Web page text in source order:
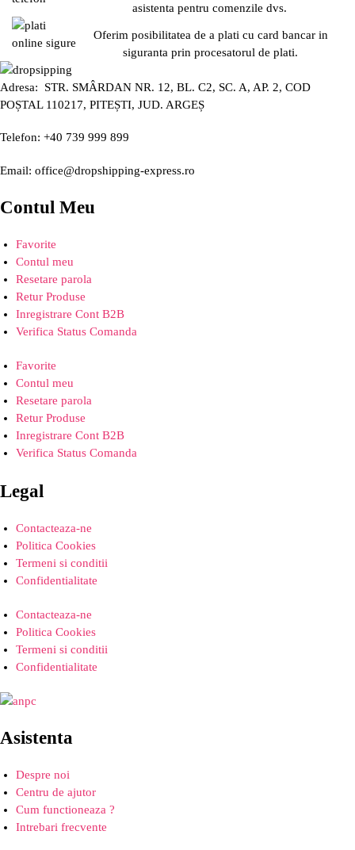
asistenta pentru comenzile dvs.
Oferim posibilitatea de a plati cu card bancar in
siguranta prin procesatorul de plati.
Adresa: STR. SMÂRDAN NR. 12, BL. C2, SC. A, AP. 2, COD
POȘTAL 110217, PITEȘTI, JUD. ARGEȘ
Telefon: +40 739 999 899
Email: office@dropshipping-express.ro
Contul Meu
Favorite
Contul meu
Resetare parola
Retur Produse
Inregistrare Cont B2B
Verifica Status Comanda
Favorite
Contul meu
Resetare parola
Retur Produse
Inregistrare Cont B2B
Verifica Status Comanda
Legal
Contacteaza-ne
Politica Cookies
Termeni si conditii
Confidentialitate
Contacteaza-ne
Politica Cookies
Termeni si conditii
Confidentialitate
Asistenta
Despre noi
Centru de ajutor
Cum functioneaza ?
Intrebari frecvente